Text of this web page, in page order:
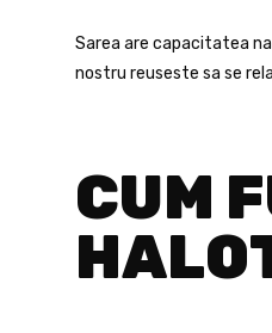
Sarea are capacitatea
nostru reuseste sa se
CUM